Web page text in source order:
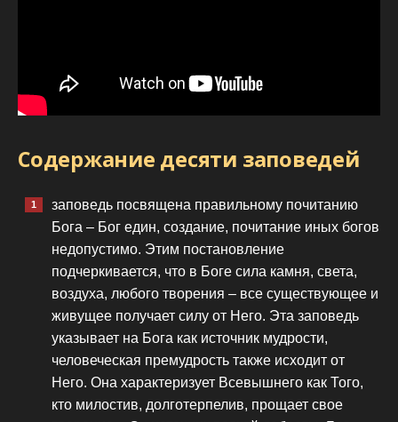
Содержание десяти заповедей
заповедь посвящена правильному почитанию
Бога – Бог един, создание, почитание иных богов
недопустимо. Этим постановление
подчеркивается, что в Боге сила камня, света,
воздуха, любого творения – все существующее и
живущее получает силу от Него. Эта заповедь
указывает на Бога как источник мудрости,
человеческая премудрость также исходит от
Него. Она характеризует Всевышнего как Того,
кто милостив, долготерпелив, прощает свое